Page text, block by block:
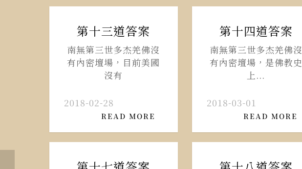
第十三道答案
南無第三世多杰羌佛沒
有內密壇場，目前美國
沒有
2018-02-28
READ MORE
第十四道答案
南無第三世多杰羌佛沒
有內密壇場，是佛教史
上...
2018-03-01
READ MORE